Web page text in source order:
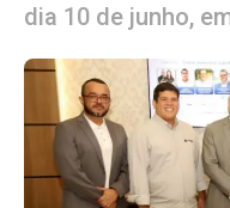
dia 10 de junho,